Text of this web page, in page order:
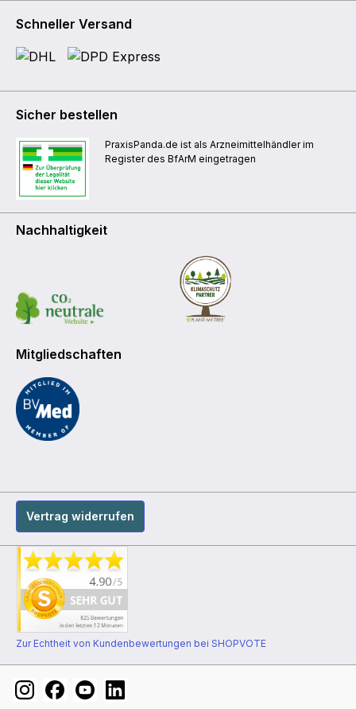
Schneller Versand
Sicher bestellen
PraxisPanda.de ist als Arzneimittelhändler im
Register des BfArM eingetragen
Nachhaltigkeit
Mitgliedschaften
Vertrag widerrufen
Zur Echtheit von Kundenbewertungen bei SHOPVOTE